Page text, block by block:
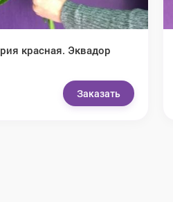
красная. Эквадор
Заказать